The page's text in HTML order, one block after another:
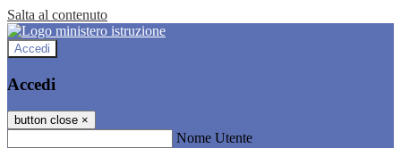
Salta al contenuto
Accedi
Accedi
button close ×
Nome Utente